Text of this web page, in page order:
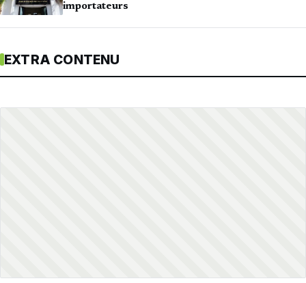
importateurs
EXTRA CONTENU